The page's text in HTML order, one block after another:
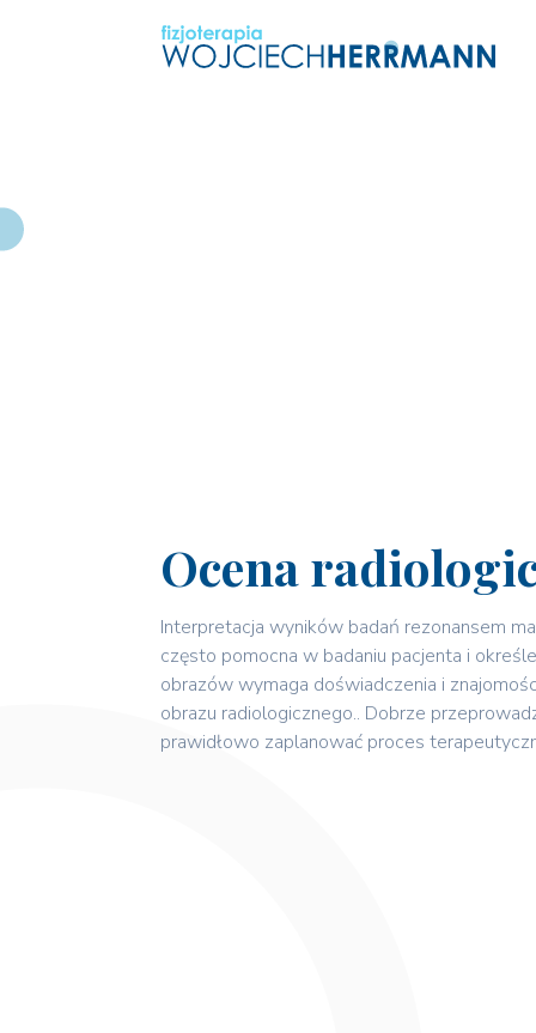
Ocena
Interpretacja wyników badań rezonansem
często pomocna w badaniu pacjenta i
obrazów wymaga doświadczenia i
obrazu radiologicznego.. Dobrze
prawidłowo zaplanować proces